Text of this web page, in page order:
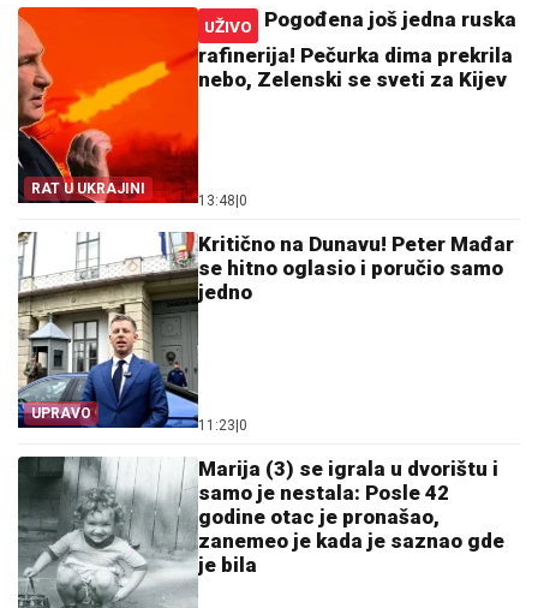
RAT U UKRAJINI
UŽIVO
Pogođena još jedna ruska
rafinerija! Pečurka dima prekrila
nebo, Zelenski se sveti za Kijev
13:48 0
UPRAVO
Kritično na Dunavu! Peter Mađar
se hitno oglasio i poručio samo
jedno
11:23 0
Marija (3) se igrala u dvorištu i
samo je nestala: Posle 42
godine otac je pronašao,
zanemeo je kada je saznao gde
je bila